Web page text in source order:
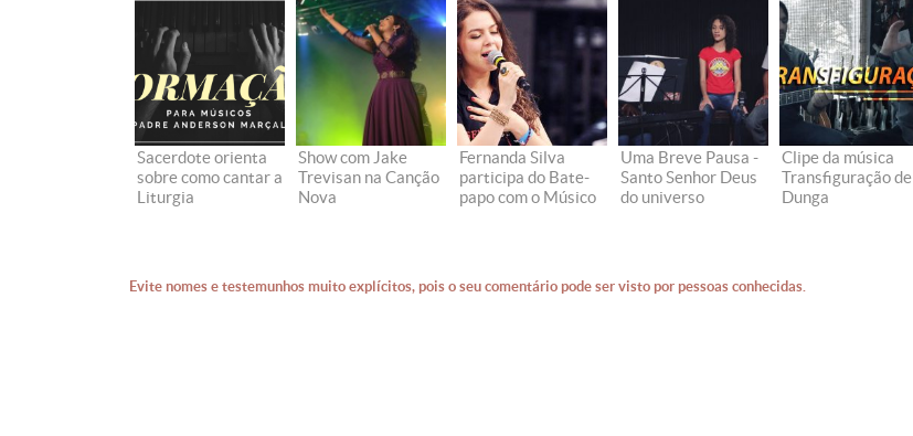
Sacerdote orienta
sobre como cantar a
Liturgia
Show com Jake
Trevisan na Canção
Nova
Fernanda Silva
participa do Bate-
papo com o Músico
Uma Breve Pausa -
Santo Senhor Deus
do universo
Clipe da música
Transfiguração de
Dunga
Evite nomes e testemunhos muito explícitos, pois o seu comentário pode ser visto por pessoas conhecidas.